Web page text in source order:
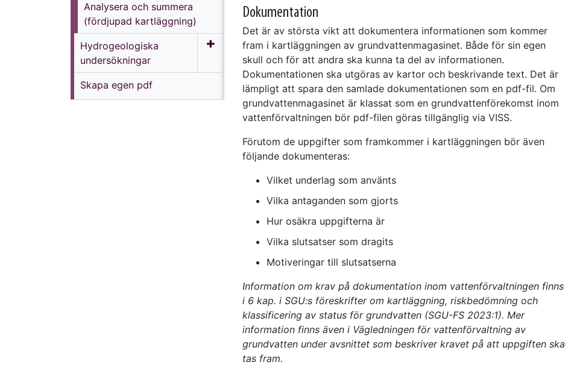
Analysera och summera
(fördjupad kartläggning)
Hydrogeologiska
undersökningar
Skapa egen pdf
Dokumentation
Det är av största vikt att dokumentera informationen som kommer
fram i kartläggningen av grundvattenmagasinet. Både för sin egen
skull och för att andra ska kunna ta del av informationen.
Dokumentationen ska utgöras av kartor och beskrivande text. Det är
lämpligt att spara den samlade dokumentationen som en pdf-fil. Om
grundvattenmagasinet är klassat som en grundvattenförekomst inom
vattenförvaltningen bör pdf-filen göras tillgänglig via VISS.
Förutom de uppgifter som framkommer i kartläggningen bör även
följande dokumenteras:
Vilket underlag som använts
Vilka antaganden som gjorts
Hur osäkra uppgifterna är
Vilka slutsatser som dragits
Motiveringar till slutsatserna
Information om krav på dokumentation inom vattenförvaltningen finns
i 6 kap. i SGU:s föreskrifter om kartläggning, riskbedömning och
klassificering av status för grundvatten (SGU-FS 2023:1). Mer
information finns även i Vägledningen för vattenförvaltning av
grundvatten under avsnittet som beskriver kravet på att uppgiften ska
tas fram.